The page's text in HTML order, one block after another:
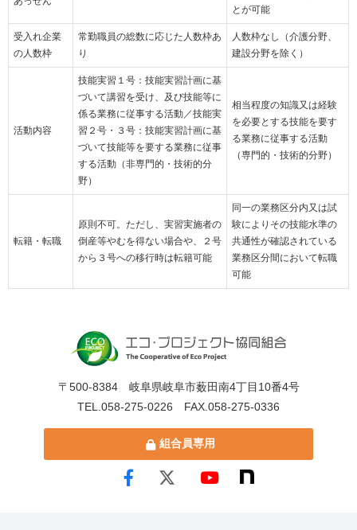
とが可能
受入れ企業
の人数枠
常勤職員の総数に応じた人数枠あ
り
人数枠なし（介護分野、
建設分野を除く）
活動内容
技能実習１号：技能実習計画に基
づいて講習を受け、及び技能等に
係る業務に従事する活動／技能実
習２号・３号：技能実習計画に基
づいて技能等を要する業務に従事
する活動（非専門的・技術的分
野）
相当程度の知識又は経験
を必要とする技能を要す
る業務に従事する活動
（専門的・技術的分野）
転籍・転職
原則不可。ただし、実習実施者の
倒産等やむを得ない場合や、２号
から３号への移行時は転籍可能
同一の業務区分内又は試
験によりその技能水準の
共通性が確認されている
業務区分間において転職
可能
〒500-8384 岐阜県岐阜市薮田南4丁目10番4号
TEL.058-275-0226 FAX.058-275-0336
組合員専用